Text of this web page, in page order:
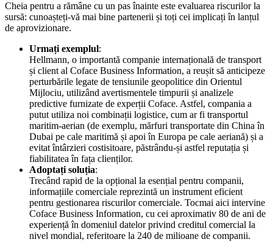
Cheia pentru a rămâne cu un pas înainte este evaluarea riscurilor la
sursă: cunoașteți-vă mai bine partenerii și toți cei implicați în lanțul
de aprovizionare.
Urmați exemplul:
Hellmann, o importantă companie internațională de transport
și client al Coface Business Information, a reușit să anticipeze
perturbările legate de tensiunile geopolitice din Orientul
Mijlociu, utilizând avertismentele timpurii și analizele
predictive furnizate de experții Coface. Astfel, compania a
putut utiliza noi combinații logistice, cum ar fi transportul
maritim-aerian (de exemplu, mărfuri transportate din China în
Dubai pe cale maritimă și apoi în Europa pe cale aeriană) și a
evitat întârzieri costisitoare, păstrându-și astfel reputația și
fiabilitatea în fața clienților.
Adoptați soluția:
Trecând rapid de la opțional la esențial pentru companii,
informațiile comerciale reprezintă un instrument eficient
pentru gestionarea riscurilor comerciale. Tocmai aici intervine
Coface Business Information, cu cei aproximativ 80 de ani de
experiență în domeniul datelor privind creditul comercial la
nivel mondial, referitoare la 240 de milioane de companii.